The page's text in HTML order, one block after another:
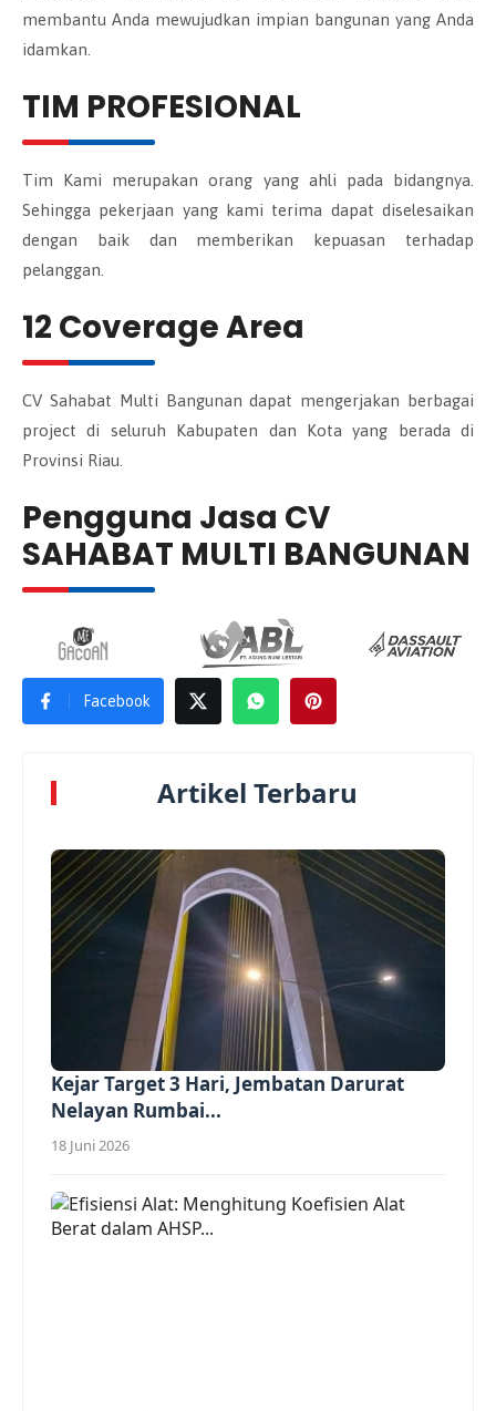
membantu Anda mewujudkan impian bangunan yang Anda
idamkan.
TIM PROFESIONAL
Tim Kami merupakan orang yang ahli pada bidangnya.
Sehingga pekerjaan yang kami terima dapat diselesaikan
dengan baik dan memberikan kepuasan terhadap
pelanggan.
12 Coverage Area
CV Sahabat Multi Bangunan dapat mengerjakan berbagai
project di seluruh Kabupaten dan Kota yang berada di
Provinsi Riau.
Pengguna Jasa CV
SAHABAT MULTI BANGUNAN
Facebook
Artikel Terbaru
Kejar Target 3 Hari, Jembatan Darurat
Nelayan Rumbai...
18 Juni 2026